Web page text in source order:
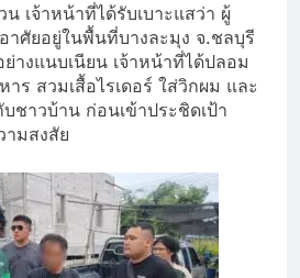
เจ้าหน้าที่ได้รับเบาะแสว่า ผู้
ศัยอยู่ในพื้นที่บางละมุง จ.ชลบุรี
างแนบเนียน เจ้าหน้าที่ได้ปลอม
ร สวมเสื้อไรเดอร์ ใส่วิกผม และ
ชาวบ้าน ก่อนเข้าประชิดเป้า
ามสงสัย